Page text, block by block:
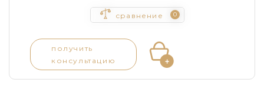
сравнение 0
получить
консультацию